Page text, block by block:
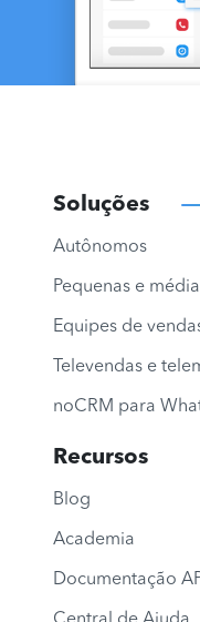
Soluções
Autônomos
Pequenas e
Equipes de
Televendas e
noCRM para
Recursos
Blog
Academia
Documentação